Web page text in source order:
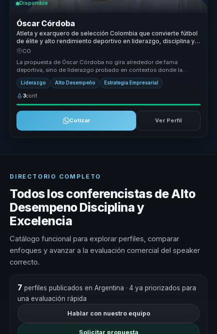
Disponible
Óscar Córdoba
Atleta y exarquero de selección Colombia que convierte fútbol
de élite y alto rendimiento deportivo en liderazgo, disciplina y
fortaleza para equipos.
CO
La propuesta de Óscar Córdoba no gira alrededor de fama
deportiva, sino de liderazgo probado en contextos donde la
presión sí tiene conse...
Liderazgo Alto Desempeño Estrategia Empresarial
3conf.
Cotizar Ver Perfil
DIRECTORIO COMPLETO
Todos los conferencistas de Alto
Desempeno Disciplina y
Excelencia
Catálogo funcional para explorar perfiles, comparar
enfoques y avanzar a la evaluación comercial del speaker
correcto.
7 perfiles publicados en Argentina · 4 ya priorizados para
una evaluación rápida
Hablar con nuestro equipo
Solicitar propuesta